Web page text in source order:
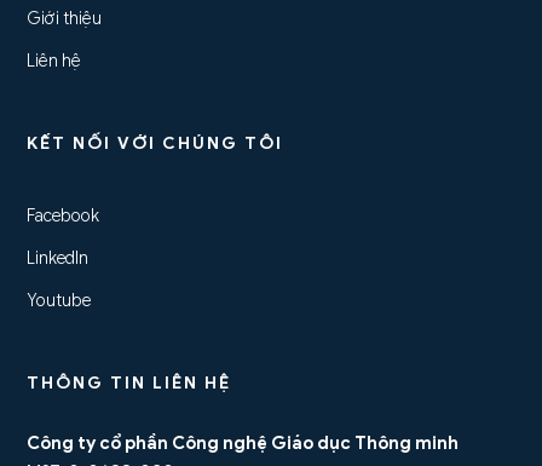
Giới thiệu
Liên hệ
KẾT NỐI VỚI CHÚNG TÔI
Facebook
LinkedIn
Youtube
THÔNG TIN LIÊN HỆ
Công ty cổ phần Công nghệ Giáo dục Thông minh